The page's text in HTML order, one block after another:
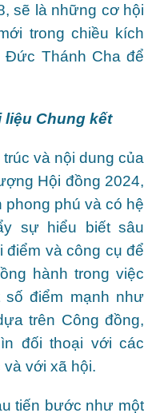
sẽ là những cơ hội
trong chiều kích
Đức Thánh Cha để
liệu Chung kết
và nội dung của
Hội đồng 2024,
phong phú và có hệ
sự hiểu biết sâu
điểm và công cụ để
hành trong việc
điểm mạnh như
trên Công đồng,
đối thoại với các
với xã hội.
tiến bước như một